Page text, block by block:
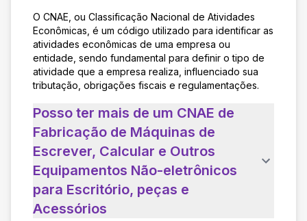
O CNAE, ou Classificação Nacional de Atividades
Econômicas, é um código utilizado para identificar as
atividades econômicas de uma empresa ou
entidade, sendo fundamental para definir o tipo de
atividade que a empresa realiza, influenciado sua
tributação, obrigações fiscais e regulamentações.
Posso ter mais de um CNAE de
Fabricação de Máquinas de
Escrever, Calcular e Outros
Equipamentos Não-eletrônicos
para Escritório, peças e
Acessórios